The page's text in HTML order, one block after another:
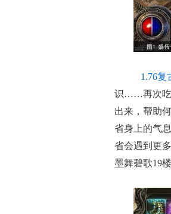
1.76复
识……再次吃
出来，帮助
省身上的气
省会遇到更
墨舞碧歌19